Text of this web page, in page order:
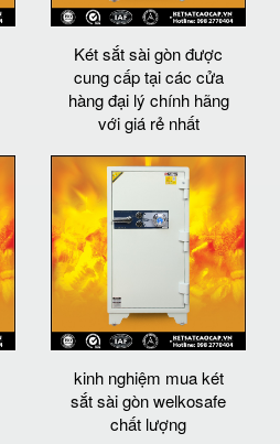
Két sắt sài gòn được
cung cấp tại các cửa
hàng đại lý chính hãng
với giá rẻ nhất
kinh nghiệm mua két
sắt sài gòn welkosafe
chất lượng